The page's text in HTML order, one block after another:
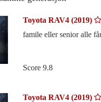
Toyota RAV4 (2019)
famile eller senior alle
Score 9.8
Toyota RAV4 (2019)